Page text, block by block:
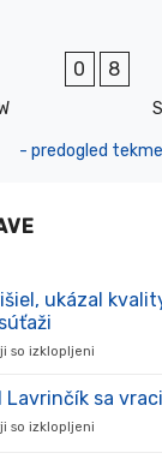
0 8
- predogled
ukázal
so izklopljeni
prišiel,
Lavrinčík sa
so izklopljeni